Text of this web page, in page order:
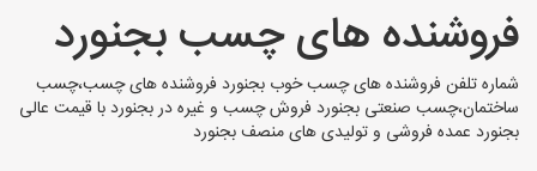
فروشنده های چسب بجنورد
شماره تلفن فروشنده های چسب خوب بجنورد فروشنده های چسب،چسب
ساختمان،چسب صنعتی بجنورد فروش چسب و غیره در بجنورد با قیمت عالی
بجنورد عمده فروشی و تولیدی های منصف بجنورد